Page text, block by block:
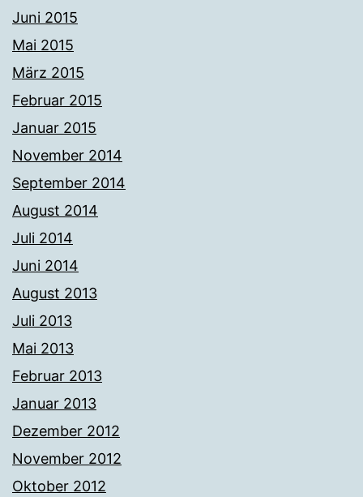
Juni 2015
Mai 2015
März 2015
Februar 2015
Januar 2015
November 2014
September 2014
August 2014
Juli 2014
Juni 2014
August 2013
Juli 2013
Mai 2013
Februar 2013
Januar 2013
Dezember 2012
November 2012
Oktober 2012